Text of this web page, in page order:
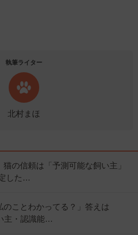
執筆ライター
北村まほ
猫の信頼は「予測可能な飼い主」
した…
のことわかってる？」答えは
主・認識能…